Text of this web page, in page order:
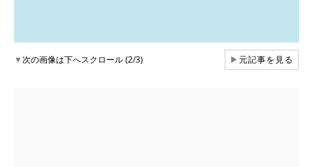
▼次の画像は下へスクロール (2/3) ▶元記事を見る